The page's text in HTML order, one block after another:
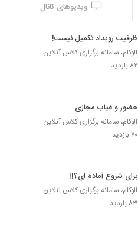
ویدیوهای کانال
ظرفیت رویداد تکمیل نیست!
الوکام، سامانه برگزاری کلاس آنلاین
۸۲ بازدید
حضور‌ و غیاب مجازی
الوکام، سامانه برگزاری کلاس آنلاین
۷۰ بازدید
برای شروع آماده ای؟!!
الوکام، سامانه برگزاری کلاس آنلاین
۸۳ بازدید